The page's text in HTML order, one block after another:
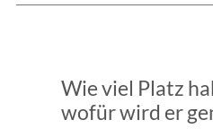
Wie viel Platz
wofür wird er